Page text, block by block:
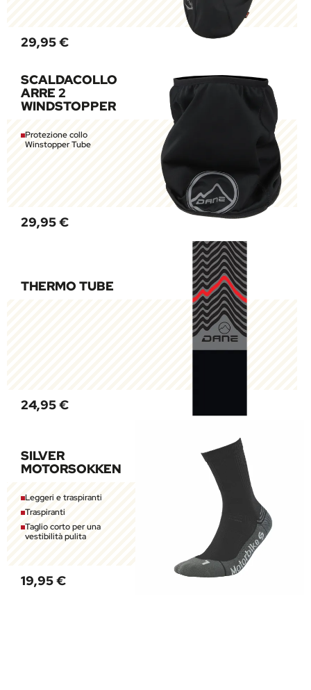
29,95 €
SCALDACOLLO
ARRE 2
WINDSTOPPER
Protezione collo
Winstopper Tube
29,95 €
THERMO TUBE
24,95 €
SILVER
MOTORSOKKEN
Leggeri e traspiranti
Traspiranti
Taglio corto per una
vestibilità pulita
19,95 €